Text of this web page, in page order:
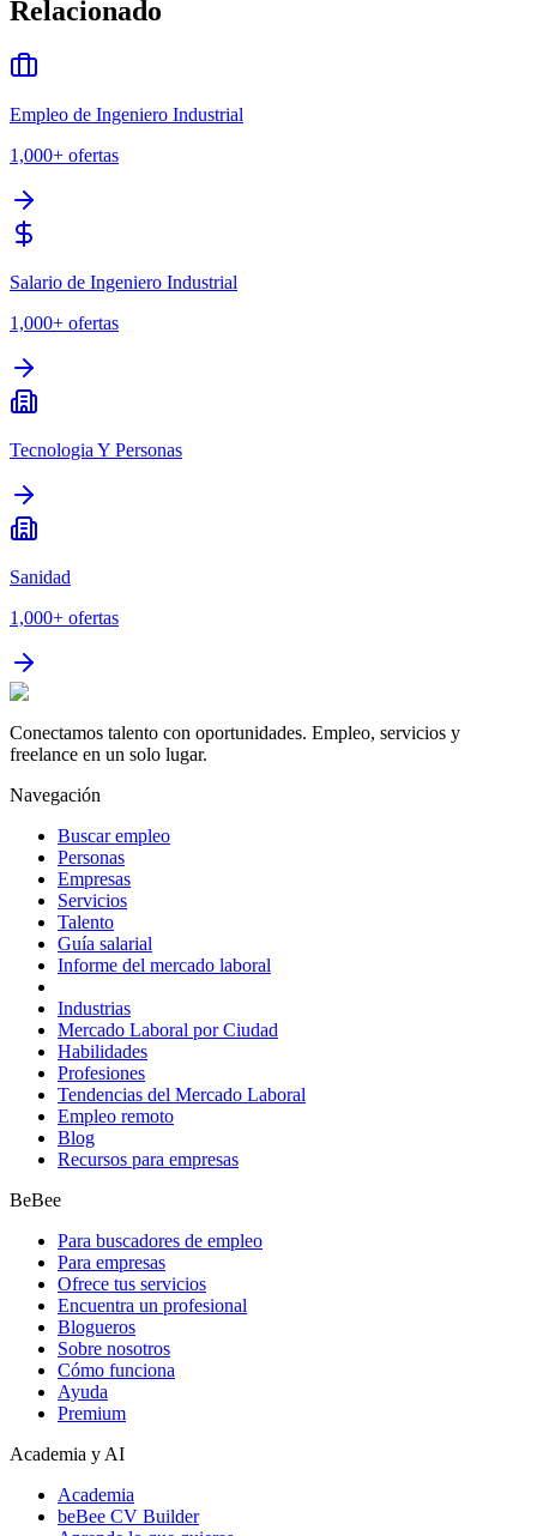
Relacionado
Empleo de Ingeniero Industrial
1,000+ ofertas
Salario de Ingeniero Industrial
1,000+ ofertas
Tecnologia Y Personas
Sanidad
1,000+ ofertas
Conectamos talento con oportunidades. Empleo, servicios y
freelance en un solo lugar.
Navegación
Buscar empleo
Personas
Empresas
Servicios
Talento
Guía salarial
Informe del mercado laboral
Industrias
Mercado Laboral por Ciudad
Habilidades
Profesiones
Tendencias del Mercado Laboral
Empleo remoto
Blog
Recursos para empresas
BeBee
Para buscadores de empleo
Para empresas
Ofrece tus servicios
Encuentra un profesional
Blogueros
Sobre nosotros
Cómo funciona
Ayuda
Premium
Academia y AI
Academia
beBee CV Builder